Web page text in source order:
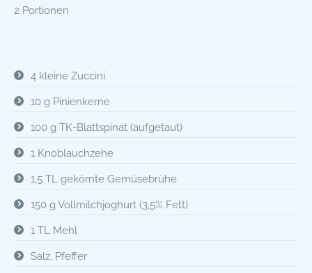
2 Portionen
4 kleine Zuccini
10 g Pinienkerne
100 g TK-Blattspinat (aufgetaut)
1 Knoblauchzehe
1,5 TL gekörnte Gemüsebrühe
150 g Vollmilchjoghurt (3,5% Fett)
1 TL Mehl
Salz, Pfeffer